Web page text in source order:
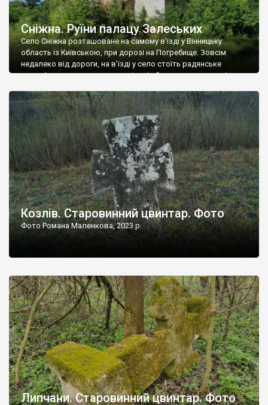
Сніжна. Руїни палацу Залеських
Село Сніжна розташоване на самому в’їзді у Вінницьку
область із Київською, при дорозі на Погребище. Зовсім
недалеко від дороги, на в’їзді у село стоїть радянське
рельєфне пано, яке показує жінку і яблуню, а трохи далі, десь
не видно, але видно дві стареньких колії у траві – […]
Козлів. Старовинний цвинтар. Фото
Фото Романа Маленкова, 2023 р.
Липчани. Старовинний цвинтар. Фото